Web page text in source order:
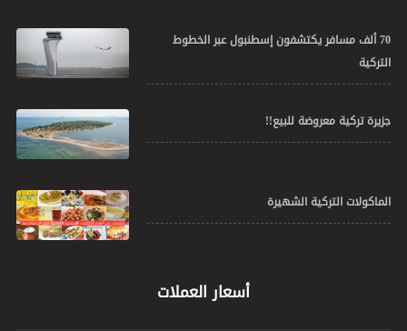
70 ألف مسافر يكتشفون إسطنبول عبر الخطوط
التركية
جزيرة تركية معروضة للبيع!!
الماكولات التركية الشهيرة
أسعار العملات